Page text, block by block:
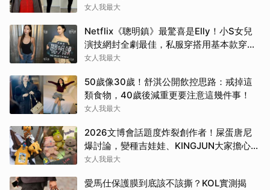
女人我最大
Netflix《聰明鎮》最驚喜是Elly！小S女兒
演技網封全劇最佳，私服穿搭用基本款穿出
高級感
女人我最大
50歲像30歲！舒淇公開飲控思路：戒掉這
類食物，40歲後減重更要注意這幾件事！
女人我最大
2026文博會話題度炸裂創作者！屎蛋唐尼
爆討論，變種吉娃娃、KINGJUN大家擔心買
不到
女人我最大
愛馬仕保護膜到底該不該撕？KOL實測揭